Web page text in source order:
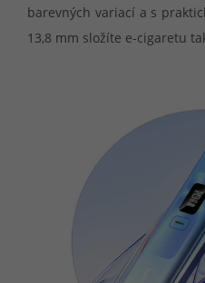
barevných variací a s
13,8 mm složíte e-cigaretu